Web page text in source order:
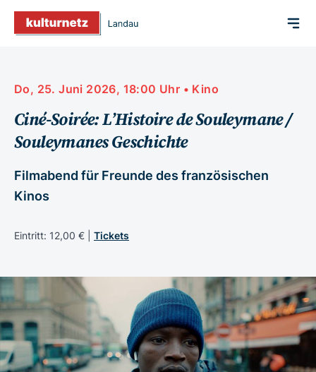
Do, 25. Juni 2026, 18:00 Uhr • Kino
Ciné-Soirée: L’Histoire de Souleymane /
Souleymanes Geschichte
Filmabend für Freunde des französischen
Kinos
Eintritt: 12,00 € | Tickets